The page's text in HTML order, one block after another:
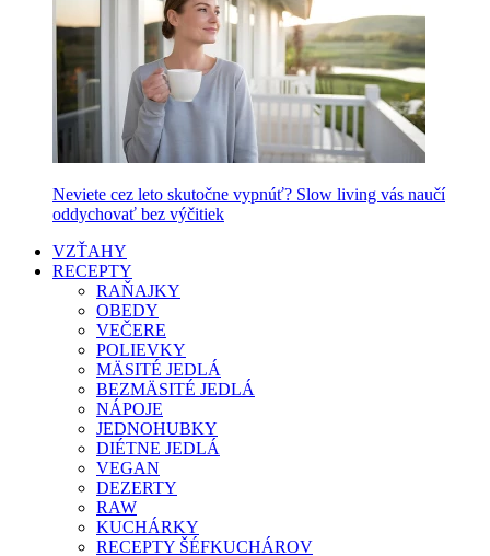
Neviete cez leto skutočne vypnúť? Slow living vás naučí
oddychovať bez výčitiek
VZŤAHY
RECEPTY
RAŇAJKY
OBEDY
VEČERE
POLIEVKY
MÄSITÉ JEDLÁ
BEZMÄSITÉ JEDLÁ
NÁPOJE
JEDNOHUBKY
DIÉTNE JEDLÁ
VEGAN
DEZERTY
RAW
KUCHÁRKY
RECEPTY ŠÉFKUCHÁROV